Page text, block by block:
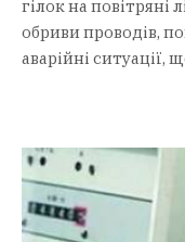
гілок на повітряні
обриви проводів,
аварійні